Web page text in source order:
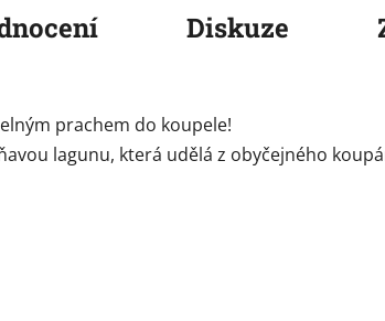
Diskuze
prachem do koupele!
lagunu, která udělá z obyčejného